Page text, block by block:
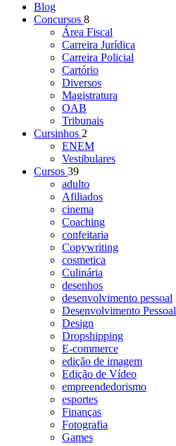
Blog
Concursos 8
Área Fiscal
Carreira Jurídica
Carreira Policial
Cartório
Diversos
Magistratura
OAB
Tribunais
Cursinhos 2
ENEM
Vestibulares
Cursos 39
adulto
Afiliados
cinema
Coaching
confeitaria
Copywriting
cosmetica
Culinária
desenhos
desenvolvimento pessoal
Desenvolvimento Pessoal
Design
Dropshipping
E-commerce
edição de imagem
Edição de Vídeo
empreendedorismo
esportes
Finanças
Fotografia
Games